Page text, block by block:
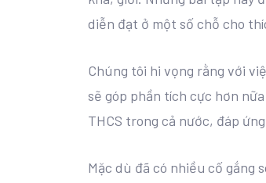
diễn đạt ở một số chỗ cho
Chúng tôi hi vọng rằng với
sẽ góp phần tích cực hơn
THCS trong cả nước, đáp
Mặc dù đã có nhiều cố gắng